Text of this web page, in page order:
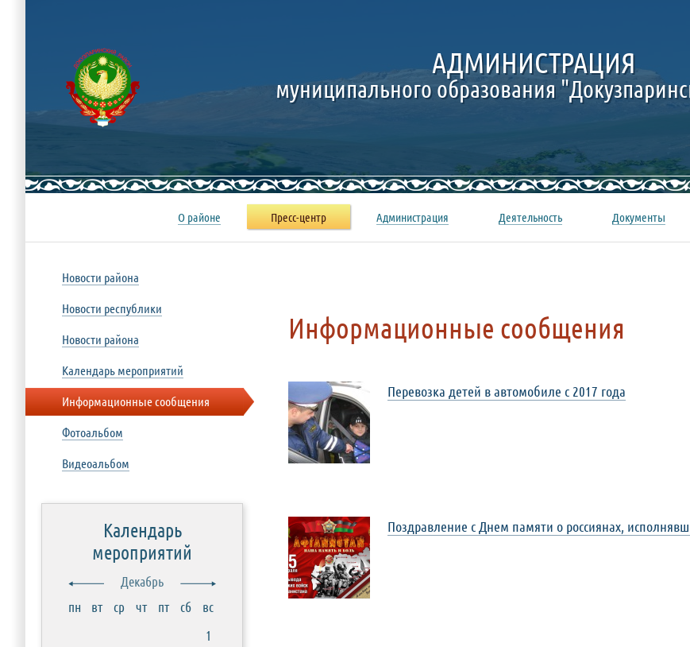
Информационные сообщения
Перевозка детей в автомобиле с 2017 года
Поздравление с Днем памяти о россиянах,
Новости района
Новости республики
Новости района
Календарь мероприятий
Информационные сообщения
Фотоальбом
Видеоальбом
Календарь
мероприятий
Декабрь
пн
вт ср чт пт сб
вс
1
АДМИНИСТРАЦИЯ
муниципального образования
О районе Пресс-центр Администрация Деятельность Документы